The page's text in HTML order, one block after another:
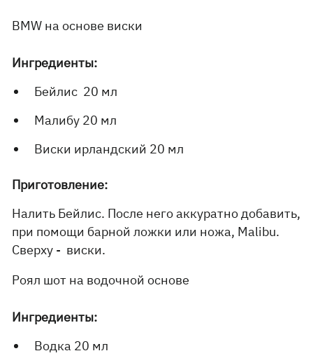
BMW на основе виски
Ингредиенты:
Бейлис 20 мл
Малибу 20 мл
Виски ирландский 20 мл
Приготовление:
Налить Бейлис. После него аккуратно добавить,
при помощи барной ложки или ножа, Malibu.
Сверху - виски.
Роял шот на водочной основе
Ингредиенты:
Водка 20 мл